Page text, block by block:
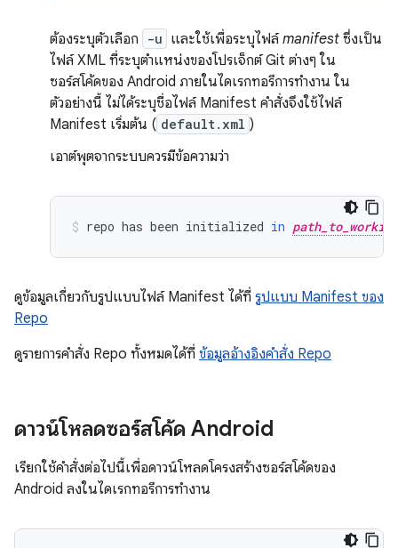
ต้องระบุตัวเลือก -u และใช้เพื่อระบุไฟล์manifest ซึ่งเป็น
ไฟล์ XML ที่ระบุตำแหน่งของโปรเจ็กต์ Git ต่างๆ ใน
ซอร์สโค้ดของ Android ภายในไดเรกทอรีการทำงาน ใน
ตัวอย่างนี้ ไม่ได้ระบุชื่อไฟล์ Manifest คำสั่งจึงใช้ไฟล์
Manifest เริ่มต้น ( default.xml )
เอาต์พุตจากระบบควรมีข้อความว่า
repo has been initialized in
ดูข้อมูลเกี่ยวกับรูปแบบไฟล์ Manifest ได้ที่ รูปแบบ Manifest ของ
Repo
ดูรายการคำสั่ง Repo ทั้งหมดได้ที่ ข้อมูลอ้างอิงคำสั่ง Repo
ดาวน์โหลดซอร์สโค้ด Android
เรียกใช้คำสั่งต่อไปนี้เพื่อดาวน์โหลดโครงสร้างซอร์สโค้ดของ
Android ลงในไดเรกทอรีการทำงาน